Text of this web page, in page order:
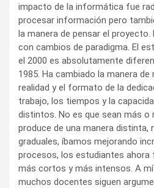
impacto de la informática fue
procesar información pero
la manera de pensar el
con cambios de paradigma. El
el 2000 es absolutamente
1985. Ha cambiado la manera
realidad y el formato de la
trabajo, los tiempos y la
distintos. No es que sean más o
produce de una manera distinta,
graduales, íbamos mejorando
procesos, los estudiantes ahora
más cortos y más intensos. A
muchos docentes siguen